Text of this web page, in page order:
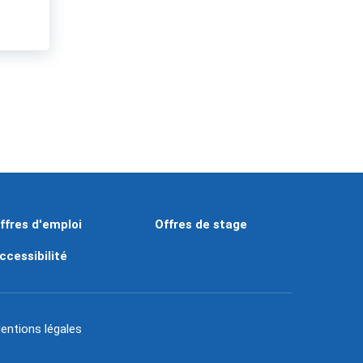
d'emploi Offres de stage
légales